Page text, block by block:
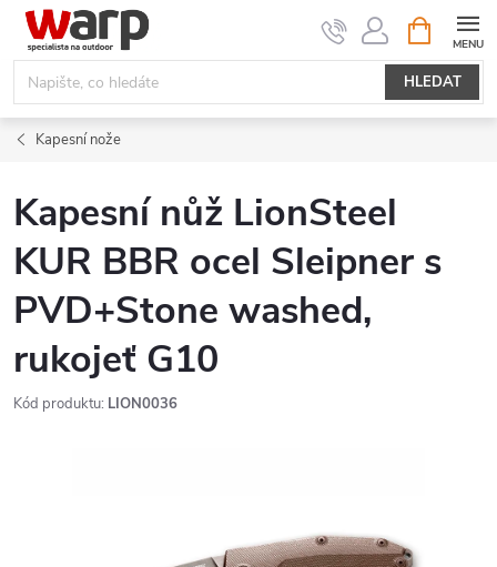
Přejít
obsah
HLEDAT
NÁKUPNÍ
KOŠÍK
Kapesní nože
Kapesní nůž LionSteel
KUR BBR ocel Sleipner s
PVD+Stone washed,
rukojeť G10
Kód produktu: LION0036